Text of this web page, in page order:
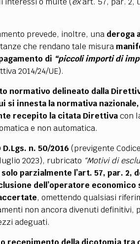
prevede, inoltre, unaderoga
che rendano tale misura
di “piccoli importi di
2014/24/UE).
normativo delineato dalla
si innesta la normativa
recepito la citata Direttivacon
e non automatica.
D.Lgs. n. 50/2016 (previgente
2023), rubricato “Motivi di
parzialmente l’art. 57, par. 2,
dell’operatore economico
, omettendo qualsiasi
non ancora divenuti definitivi,
adeguati.